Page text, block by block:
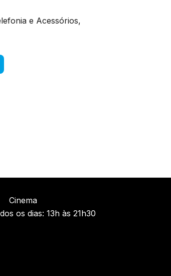
e Acessórios,
Cinema
os dias: 13h às 21h30